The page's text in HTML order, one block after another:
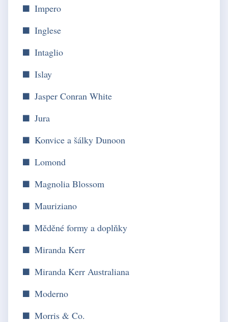
Impero
Inglese
Intaglio
Islay
Jasper Conran White
Jura
Konvice a šálky Dunoon
Lomond
Magnolia Blossom
Mauriziano
Měděné formy a doplňky
Miranda Kerr
Miranda Kerr Australiana
Moderno
Morris & Co.